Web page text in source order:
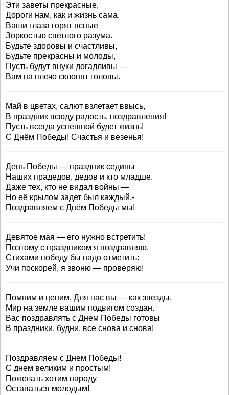
Эти заветы прекрасные,
Дороги нам, как и жизнь сама.
Ваши глаза горят ясные
Зоркостью светлого разума.
Будьте здоровы и счастливы,
Будьте прекрасны и молоды,
Пусть будут внуки догадливы —
Вам на плечо склонят головы.
Май в цветах, салют взлетает ввысь,
В праздник всюду радость, поздравления!
Пусть всегда успешной будет жизнь!
С Днём Победы! Счастья и везенья!
День Победы — праздник седины
Наших прадедов, дедов и кто младше.
Даже тех, кто не видал войны —
Но её крылом задет был каждый,-
Поздравляем с Днём Победы мы!
Девятое мая — его нужно встретить!
Поэтому с праздником я поздравляю.
Стихами победу бы надо отметить:
Учи поскорей, я звоню — проверяю!
Помним и ценим. Для нас вы — как звезды,
Мир на земле вашим подвигом создан.
Вас поздравлять с Днем Победы готовы
В праздники, будни, все снова и снова!
Поздравляем с Днем Победы!
С днем великим и простым!
Пожелать хотим народу
Оставаться молодым!